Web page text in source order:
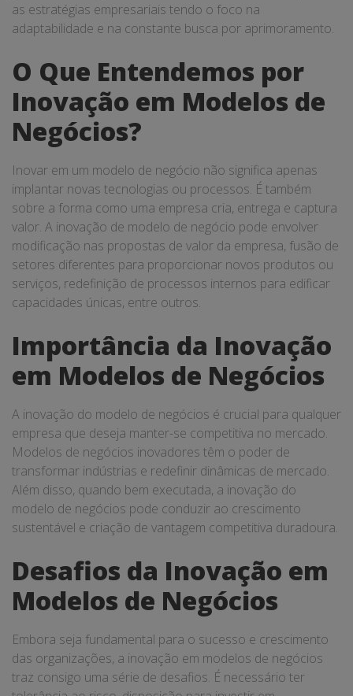
as estratégias empresariais tendo o foco na
adaptabilidade e na constante busca por aprimoramento.
O Que Entendemos por
Inovação em Modelos de
Negócios?
Inovar em um modelo de negócio não significa apenas
implantar novas tecnologias ou processos. É também
sobre a forma como uma empresa cria, entrega e captura
valor. A inovação de modelo de negócio pode envolver
modificação nas propostas de valor da empresa, fusão de
setores diferentes para proporcionar novos produtos ou
serviços, redefinição de processos internos para edificar
capacidades únicas, entre outros.
Importância da Inovação
em Modelos de Negócios
A inovação do modelo de negócios é crucial para qualquer
empresa que deseja manter-se competitiva no mercado.
Modelos de negócios inovadores têm o poder de
transformar indústrias e redefinir dinâmicas de mercado.
Além disso, quando bem executada, a inovação do
modelo de negócios pode conduzir ao crescimento
sustentável e criação de vantagem competitiva duradoura.
Desafios da Inovação em
Modelos de Negócios
Embora seja fundamental para o sucesso e crescimento
das organizações, a inovação em modelos de negócios
traz consigo uma série de desafios. É necessário ter